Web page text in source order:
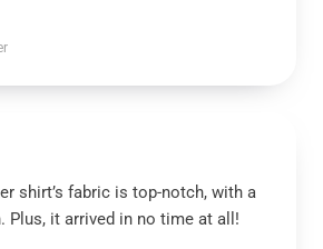
shirt’s fabric is top-notch, with a
Plus, it arrived in no time at all!